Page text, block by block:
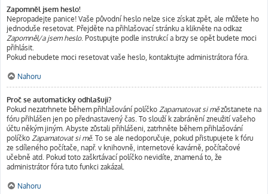
Zapomněl jsem heslo!
Nepropadejte panice! Vaše původní heslo nelze sice získat zpět, ale můžete ho
jednoduše resetovat. Přejděte na přihlašovací stránku a klikněte na odkaz
Zapomněl/a jsem heslo. Postupujte podle instrukcí a brzy se opět budete moci
přihlásit.
Pokud nebudete moci resetovat vaše heslo, kontaktujte administrátora fóra.
Nahoru
Proč se automaticky odhlašuji?
Pokud nezatrhnete během přihlašování políčko Zapamatovat si mězůstanete na
fóru přihlášen jen po přednastavený čas. To slouží k zabránění zneužití vašeho
účtu někým jiným. Abyste zůstali přihlášeni, zatrhněte během přihlašování
políčko Zapamatovat si mě. To se ale nedoporučuje, pokud přistupujete k fóru
ze sdíleného počítače, např. v knihovně, internetové kavárně, počítačové
učebně atd. Pokud toto zaškrtávací políčko nevidíte, znamená to, že
administrátor fóra tuto funkci zakázal.
Nahoru